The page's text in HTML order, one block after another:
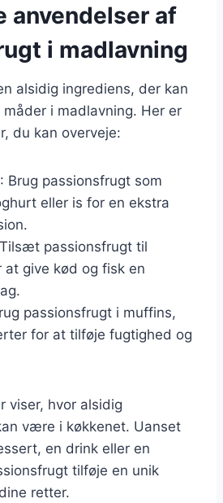
anvendelser af
i madlavning
alsidig ingrediens, der kan
i madlavning. Her er
du kan overveje:
: Brug passionsfrugt som
eller is for en ekstra
passionsfrugt til
at give kød og fisk en
passionsfrugt i muffins,
for at tilføje fugtighed og
viser, hvor alsidig
være i køkkenet. Uanset
en drink eller en
tilføje en unik
retter.